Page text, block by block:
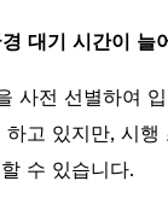
대기 시간이 늘
사전 선별하여
하고 있지만, 시행
수 있습니다.